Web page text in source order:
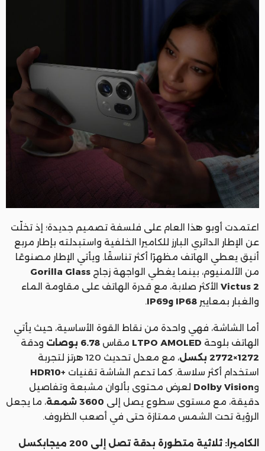
اعتمدت أوبو هذا العام على فلسفة تصميم جديدة؛ إذ تخلّت
عن الإطار الدائري البارز للكاميرا الخلفية واستبدلته بإطار مربع
أنيق يعطي الهاتف مظهرًا أكثر تناسقًا. ويأتي الإطار مصنوعًا
من الألمنيوم، بينما يغطي الواجهة زجاج Gorilla Glass
Victus 2 الأكثر صلابة، مع قدرة الهاتف على مقاومة الماء
والغبار بمعايير IP68 وIP69 .
أما الشاشة، فهي واحدة من نقاط القوة الأساسية، حيث يأتي
الهاتف بلوحة LTPO AMOLED مقاس 6.78 بوصات
ودقة
1272×2772 بكسل
، مع معدل تحديث 120 هرتز لتجربة
استخدام أكثر سلاسة. كما تدعم الشاشة تقنيات +HDR10
وDolby Vision لعرض محتوى بألوان مشبعة وتفاصيل
دقيقة، مع مستوى سطوع يصل إلى 3600 شمعة
، ما يجعل
الرؤية تحت الشمس ممتازة حتى في أصعب الظروف.
الكاميرا: ثلاثية متطورة بدقة تصل إلى 200 ميجابكسل